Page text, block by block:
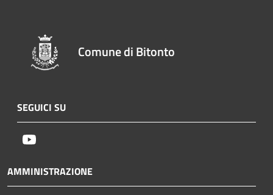
Comune di Bitonto
SEGUICI SU
AMMINISTRAZIONE